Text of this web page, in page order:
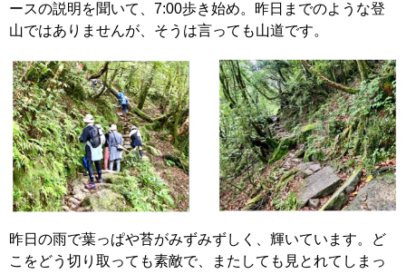
ースの説明を聞いて、7:00歩き始め。昨日までのような登
山ではありませんが、そうは言っても山道です。
昨日の雨で葉っぱや苔がみずみずしく、輝いています。ど
こをどう切り取っても素敵で、またしても見とれてしまっ